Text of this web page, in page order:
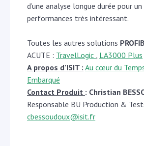
d’une analyse longue durée pour
performances très intéressant.
Toutes les autres solutions
ACUTE : TravelLogic LA3000 Plus
A propos d’ISIT : Au cœur du
Embarqué
Contact Produit : Christian
Responsable BU Production &
cbessoudoux@isit.fr